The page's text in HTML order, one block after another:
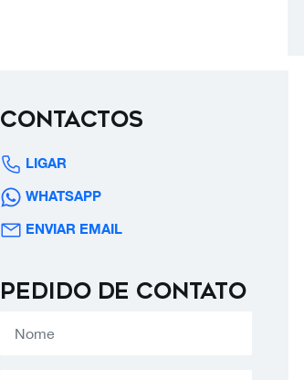
Contactos
LIGAR
WHATSAPP
ENVIAR EMAIL
Pedido de contato